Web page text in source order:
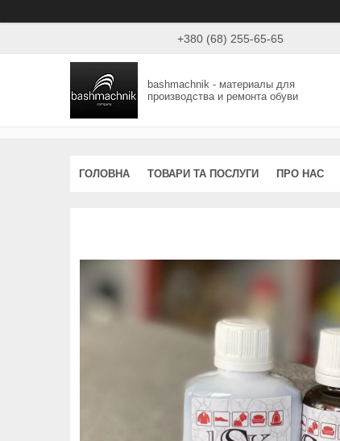
+380 (68) 255-65-65
bashmachnik - материалы для
производства и ремонта обуви
ГОЛОВНА ТОВАРИ ТА ПОСЛУГИ ПРО НАС